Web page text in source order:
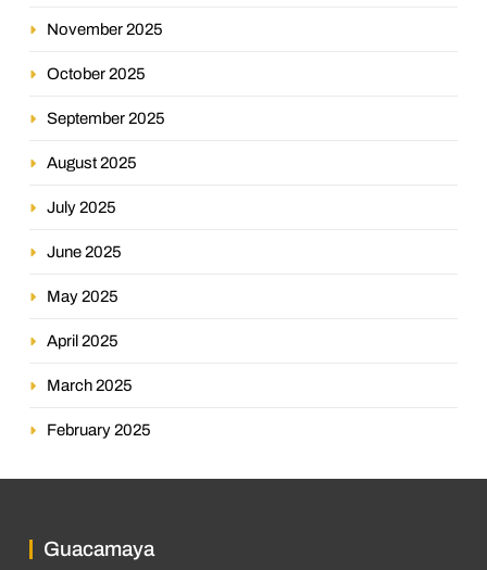
November 2025
October 2025
September 2025
August 2025
July 2025
June 2025
May 2025
April 2025
March 2025
February 2025
Guacamaya